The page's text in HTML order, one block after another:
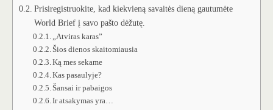
Prisiregistruokite, kad kiekvieną savaitės dieną gautumėte
World Brief į savo pašto dėžutę.
„Atviras karas”
Šios dienos skaitomiausia
Ką mes sekame
Kas pasaulyje?
Šansai ir pabaigos
Ir atsakymas yra…